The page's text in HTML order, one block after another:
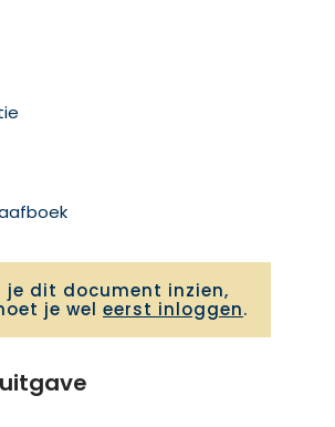
je dit document inzien,
je wel eerst inloggen.